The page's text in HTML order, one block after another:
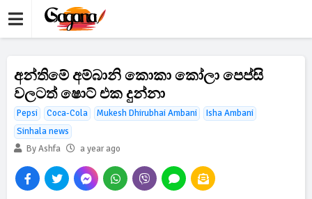
අන්තිමේ අම්බානි කොකා කෝලා පෙප්සි
වලටත් ෂොට් එක දුන්නා
Pepsi Coca-Cola Mukesh Dhirubhai Ambani
Isha Ambani
Sinhala news
By Ashfa
a year ago